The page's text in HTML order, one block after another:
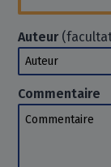
Auteur
Auteur
Commentaire
Commentaire